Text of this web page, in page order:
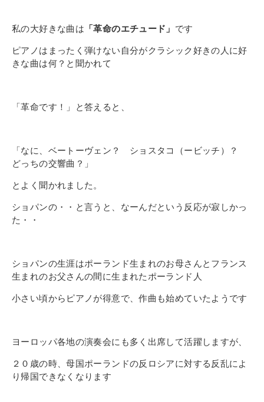
私の大好きな曲は 「革命のエチュード」 です
ピアノはまったく弾けない自分がクラシック好きの人に好
きな曲は何？と聞かれて
「革命です！」 と答えると、
「なに、ベートーヴェン？ ショスタコ（ービッチ）？
どっちの交響曲？」
とよく聞かれました。
ショパンの・・と言うと、なーんだという反応が寂しかっ
た・・
ショパンの生涯はポーランド生まれのお母さんとフランス
生まれのお父さんの間に生まれたポーランド人
小さい頃からピアノが得意で、作曲も始めていたようです
ヨーロッパ各地の演奏会にも多く出席して活躍しますが、
２０歳の時、母国ポーランドの反ロシアに対する反乱によ
り帰国できなくなります